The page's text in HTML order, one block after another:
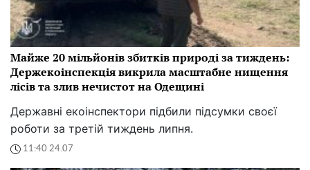
Майже 20 мільйонів збитків природі за тиждень:
Держекоінспекція викрила масштабне нищення
лісів та злив нечистот на Одещині
Державні екоінспектори підбили підсумки своєї
роботи за третій тиждень липня.
11:40 24.07